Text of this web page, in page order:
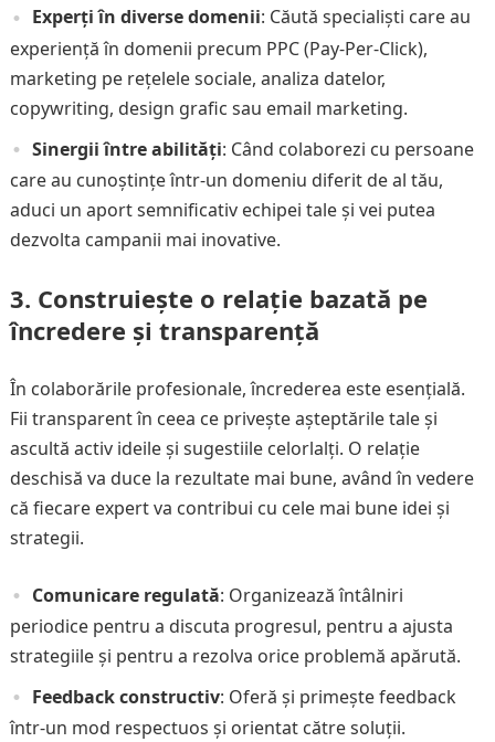
Experți în diverse domenii: Căută specialiști care au
experiență în domenii precum PPC (Pay-Per-Click),
marketing pe rețelele sociale, analiza datelor,
copywriting, design grafic sau email marketing.
Sinergii între abilități: Când colaborezi cu persoane
care au cunoștințe într-un domeniu diferit de al tău,
aduci un aport semnificativ echipei tale și vei putea
dezvolta campanii mai inovative.
3. Construiește o relație bazată pe
încredere și transparență
În colaborările profesionale, încrederea este esențială.
Fii transparent în ceea ce privește așteptările tale și
ascultă activ ideile și sugestiile celorlalți. O relație
deschisă va duce la rezultate mai bune, având în vedere
că fiecare expert va contribui cu cele mai bune idei și
strategii.
Comunicare regulată: Organizează întâlniri
periodice pentru a discuta progresul, pentru a ajusta
strategiile și pentru a rezolva orice problemă apărută.
Feedback constructiv: Oferă și primește feedback
într-un mod respectuos și orientat către soluții.